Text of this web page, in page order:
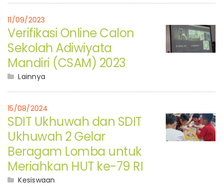
11/09/2023
Verifikasi Online Calon
Sekolah Adiwiyata
Mandiri (CSAM) 2023
Lainnya
15/08/2024
SDIT Ukhuwah dan SDIT
Ukhuwah 2 Gelar
Beragam Lomba untuk
Meriahkan HUT ke-79 RI
Kesiswaan